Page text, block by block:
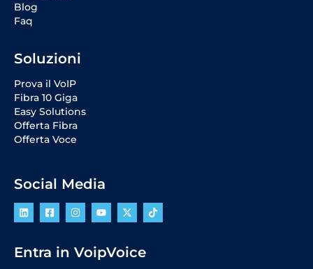
Blog
Faq
Soluzioni
Prova il VoIP
Fibra 10 Giga
Easy Solutions
Offerta Fibra
Offerta Voce
Social Media
Entra in VoipVoice